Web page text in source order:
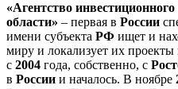
«Агентство
области» – первая в России
имени субъекта РФ ищет и
миру и локализует их проекты
с 2004 года, собственно, с
в России и началось. В ноябре